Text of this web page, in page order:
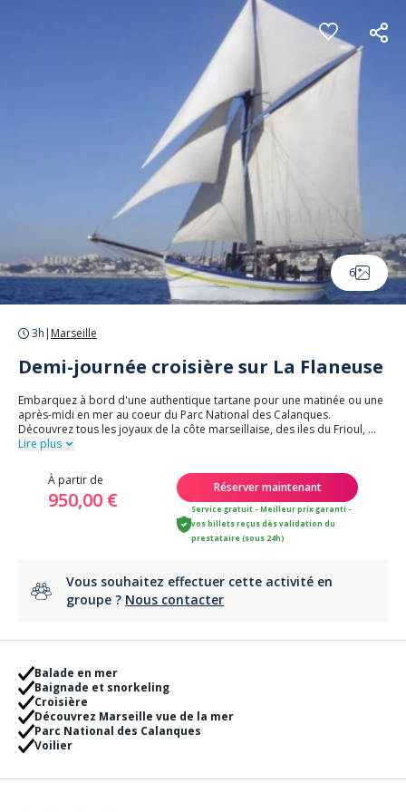
6
3h | Marseille
Demi-journée croisière sur La Flaneuse
Embarquez à bord d'une authentique tartane pour une matinée ou une
après-midi en mer au coeur du Parc National des Calanques.
Découvrez tous les joyaux de la côte marseillaise, des iles du Frioul, ...
Lire plus
À partir de
950,00 €
Réserver maintenant
Service gratuit - Meilleur prix garanti -
vos billets reçus dès validation du
prestataire (sous 24h)
Vous souhaitez effectuer cette activité en
groupe ? Nous contacter
Balade en mer
Baignade et snorkeling
Croisière
Découvrez Marseille vue de la mer
Parc National des Calanques
Voilier